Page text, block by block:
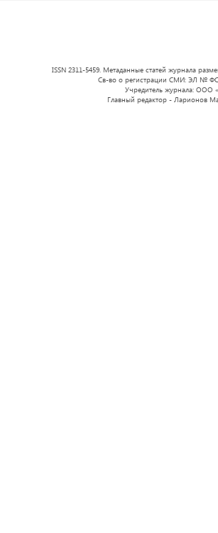
ISSN 2311-5459. Метаданные статей журнала
Св-во о регистрации СМИ: ЭЛ №
Учредитель журнала: ООО
Главный редактор - Ларионов